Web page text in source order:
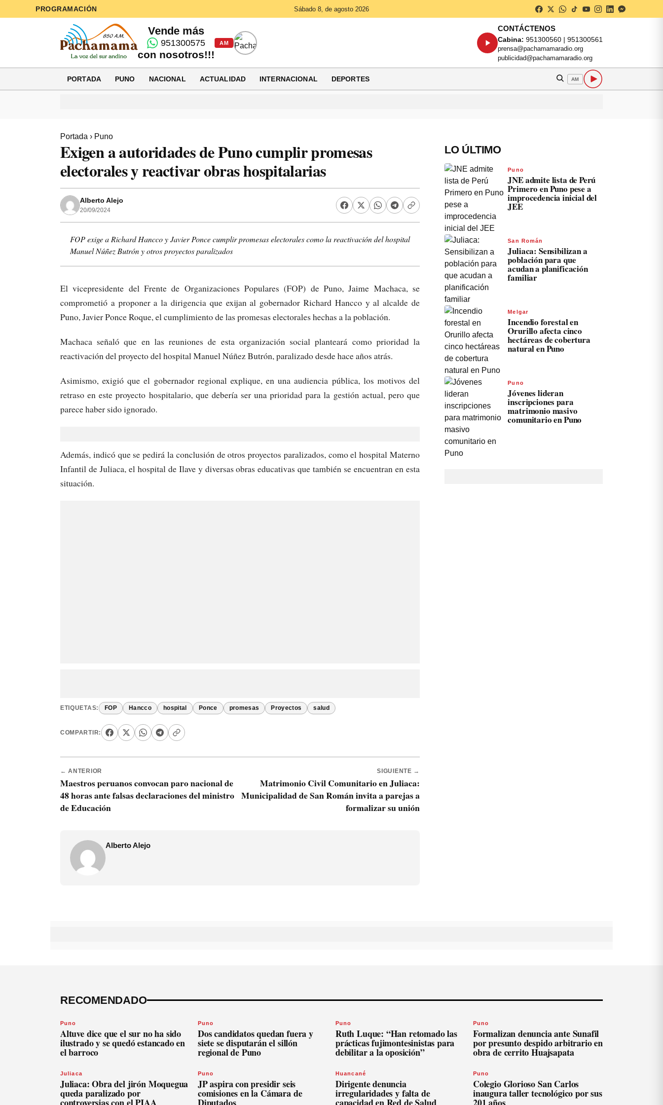
PROGRAMACIÓN Sábado 8, de agosto 2026
Vende más
951300575
con nosotros!!!
AM
CONTÁCTENOS
Cabina: 951300560 | 951300561
prensa@pachamamaradio.org
publicidad@pachamamaradio.org
PORTADA PUNO NACIONAL ACTUALIDAD INTERNACIONAL DEPORTES AM
Portada › Puno
Exigen a autoridades de Puno cumplir promesas
electorales y reactivar obras hospitalarias
Alberto Alejo
20/09/2024
FOP exige a Richard Hancco y Javier Ponce cumplir promesas electorales como la reactivación del hospital
Manuel Núñez Butrón y otros proyectos paralizados
El vicepresidente del Frente de Organizaciones Populares (FOP) de Puno, Jaime Machaca, se
comprometió a proponer a la dirigencia que exijan al gobernador Richard Hancco y al alcalde de
Puno, Javier Ponce Roque, el cumplimiento de las promesas electorales hechas a la población.
Machaca señaló que en las reuniones de esta organización social planteará como prioridad la
reactivación del proyecto del hospital Manuel Núñez Butrón, paralizado desde hace años atrás.
Asimismo, exigió que el gobernador regional explique, en una audiencia pública, los motivos del
retraso en este proyecto hospitalario, que debería ser una prioridad para la gestión actual, pero que
parece haber sido ignorado.
Además, indicó que se pedirá la conclusión de otros proyectos paralizados, como el hospital Materno
Infantil de Juliaca, el hospital de Ilave y diversas obras educativas que también se encuentran en esta
situación.
ETIQUETAS: FOP Hancco hospital Ponce promesas Proyectos salud
COMPARTIR:
← ANTERIOR
Maestros peruanos convocan paro nacional de
48 horas ante falsas declaraciones del ministro
de Educación
SIGUIENTE →
Matrimonio Civil Comunitario en Juliaca:
Municipalidad de San Román invita a parejas a
formalizar su unión
Alberto Alejo
LO ÚLTIMO
Puno
JNE admite lista de Perú
Primero en Puno pese a
improcedencia inicial del
JEE
San Román
Juliaca: Sensibilizan a
población para que
acudan a planificación
familiar
Melgar
Incendio forestal en
Orurillo afecta cinco
hectáreas de cobertura
natural en Puno
Puno
Jóvenes lideran
inscripciones para
matrimonio masivo
comunitario en Puno
RECOMENDADO
Puno
Altuve dice que el sur no ha sido
ilustrado y se quedó estancado en
el barroco
Puno
Dos candidatos quedan fuera y
siete se disputarán el sillón
regional de Puno
Puno
Ruth Luque: “Han retomado las
prácticas fujimontesinistas para
debilitar a la oposición”
Puno
Formalizan denuncia ante Sunafil
por presunto despido arbitrario en
obra de cerrito Huajsapata
Juliaca
Juliaca: Obra del jirón Moquegua
queda paralizado por
Puno
JP aspira con presidir seis
comisiones en la Cámara de
Huancané
Dirigente denuncia
irregularidades y falta de
Puno
Colegio Glorioso San Carlos
inaugura taller tecnológico por sus